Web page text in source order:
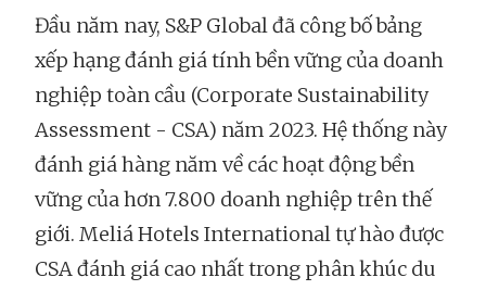
Đầu năm nay, S&P Global đã công bố bảng
xếp hạng đánh giá tính bền vững của doanh
nghiệp toàn cầu (Corporate Sustainability
Assessment - CSA) năm 2023. Hệ thống này
đánh giá hàng năm về các hoạt động bền
vững của hơn 7.800 doanh nghiệp trên thế
giới. Meliá Hotels International tự hào được
CSA đánh giá cao nhất trong phân khúc du